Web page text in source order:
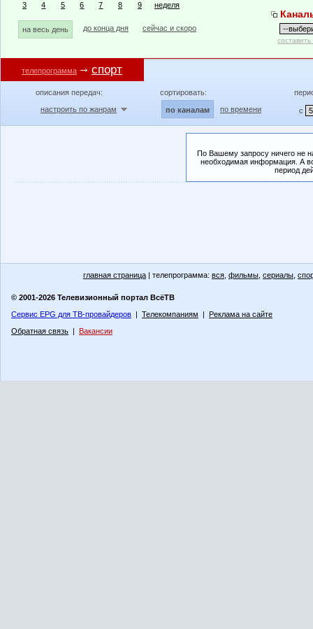
3 4 5 6 7 8 9 неделя
на весь день до конца дня сейчас и скоро
телепрограмма спорт
описания передач:
настроить по жанрам
сортировать:
по каналам по времени с
По Вашему запросу ничего не
необходимая информация. А
период
главная страница | телепрограмма: вся фильмы сериалы
© 2001-2026 Телевизионный портал ВсёТВ
Сервис EPG для ТВ-провайдеров | Телекомпаниям | Реклама на сайте
Обратная связь | Вакансии